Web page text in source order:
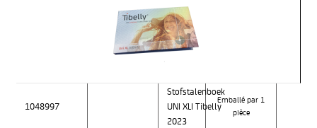
1048997
Stofstalenboek
UNI XLI Tibelly
2023
Emballé par 1
pièce